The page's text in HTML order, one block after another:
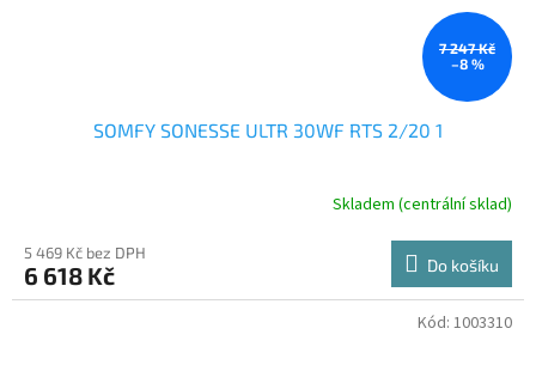
7 247 Kč
–8 %
SOMFY SONESSE ULTR 30WF RTS 2/20 1
Skladem (centrální sklad)
5 469 Kč bez DPH
6 618 Kč Do košíku
Kód: 1003310